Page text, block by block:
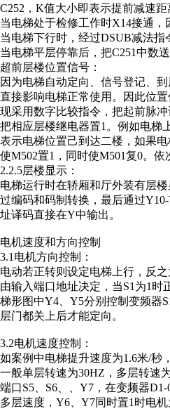
C252，K值大小即表示提前减速距
当电梯处于检修工作时X14接通
当电梯下行时，经过DSUB减法
当电梯平层停靠后，把C251中数
超前层楼位置信号：
因为电梯自动定向、信号登记、
直接影响电梯正常使用。因此位
现采用数字比较指令，把起前脉
把相应层楼继电器置1。例如电梯
表示电梯位置己到达二楼，如果
使M502置1，同时使M501复0。依
2.2.5层楼显示：
电梯运行时在轿厢和厅外装有层
过编码和码制转换，最后通过
址译码直接在Y中输出。
电机速度和方向控制
3.1电机方向控制：
电动若正转则设定电梯上行，反
由输入端口地址决定，当S1为1时
梯形图中Y4、Y5分别控制变频器
层门都关上后才能定向。
3.2电机速度控制：
如案例中电梯提升速度为1.6米/秒
一般单层转速为30HZ，多层转速
端口S5、S6、、Y7，在变频器
多层速度，Y6、Y7同时置1时电